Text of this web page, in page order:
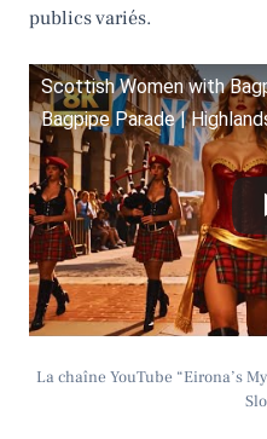
publics variés.
Scottish Women with
Bagpipe Parade |
La chaîne YouTube “Eirona’s